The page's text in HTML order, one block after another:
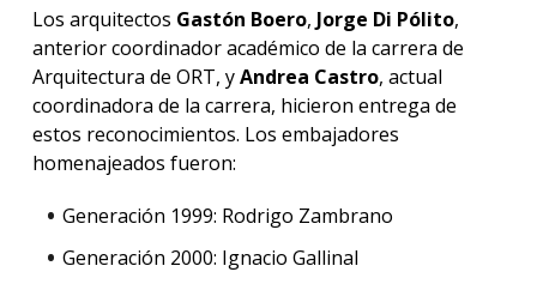
Los arquitectos Gastón Boero, Jorge Di Pólito,
anterior coordinador académico de la carrera de
Arquitectura de ORT, yAndrea Castro, actual
coordinadora de la carrera, hicieron entrega de
estos reconocimientos. Los embajadores
homenajeados fueron:
Generación 1999: Rodrigo Zambrano
Generación 2000: Ignacio Gallinal